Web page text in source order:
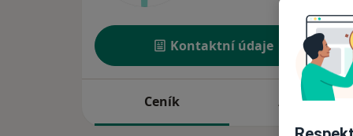
Kontaktní údaje
Ceník Adresy